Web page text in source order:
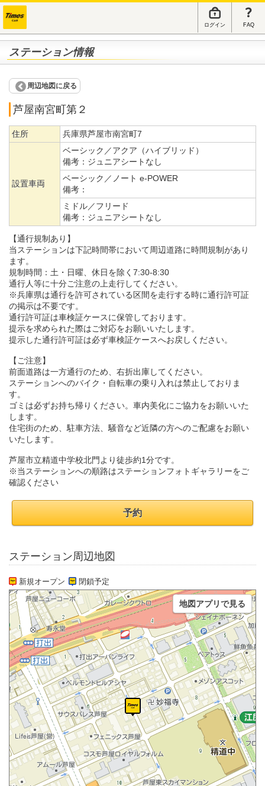
ログイン FAQ
ステーション情報
周辺地図に戻る
芦屋南宮町第２
住所 兵庫県芦屋市南宮町7
設置車両
ベーシック／アクア（ハイブリッド）
備考： ジュニアシートなし
ベーシック／ノート e-POWER
備考：
ミドル／フリード
備考： ジュニアシートなし
【通行規制あり】
当ステーションは下記時間帯において周辺道路に時間規制があり
ます。
規制時間：土・日曜、休日を除く7:30-8:30
通行人等に十分ご注意の上走行してください。
※兵庫県は通行を許可されている区間を走行する時に通行許可証
の掲示は不要です。
通行許可証は車検証ケースに保管しております。
提示を求められた際はご対応をお願いいたします。
提示した通行許可証は必ず車検証ケースへお戻しください。
【ご注意】
前面道路は一方通行のため、右折出庫してください。
ステーションへのバイク・自転車の乗り入れは禁止しておりま
す。
ゴミは必ずお持ち帰りください。車内美化にご協力をお願いいた
します。
住宅街のため、駐車方法、騒音など近隣の方へのご配慮をお願い
いたします。
芦屋市立精道中学校北門より徒歩約1分です。
※当ステーションへの順路はステーションフォトギャラリーをご
確認ください
予約
ステーション周辺地図
新規オープン 閉鎖予定
地図アプリで見る